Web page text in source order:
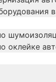
оклейке